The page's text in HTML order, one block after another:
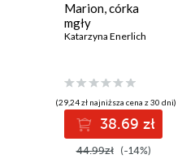
Marion, córka
mgły
Katarzyna Enerlich
(29,24 zł najniższa cena z 30 dni)
38.69 zł
44.99zł (-14%)